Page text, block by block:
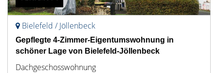
Bielefeld / Jöllenbeck
Gepflegte 4-Zimmer-Eigentumswohnung in
schöner Lage von Bielefeld-Jöllenbeck
Dachgeschosswohnung